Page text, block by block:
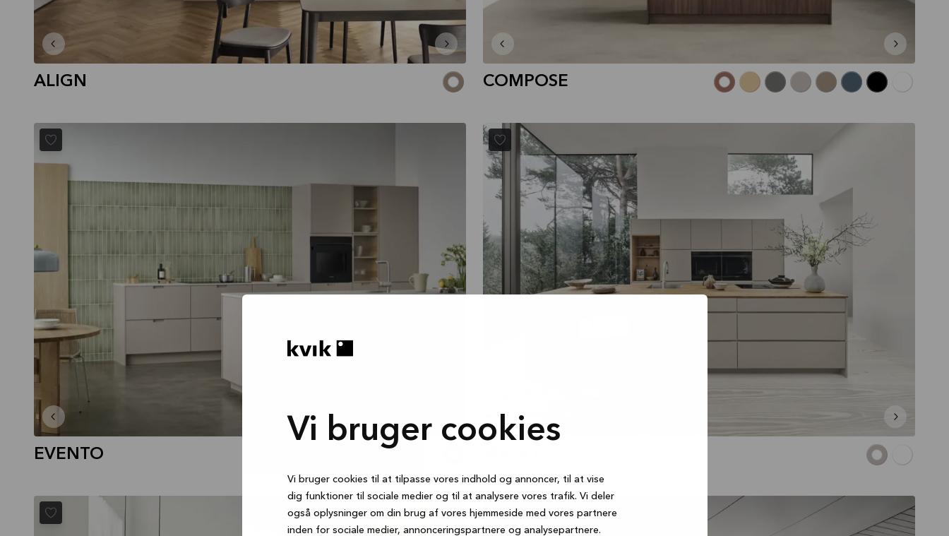
Vi bruger cookies
Vi bruger cookies til at tilpasse vores indhold og annoncer, til at vise
dig funktioner til sociale medier og til at analysere vores trafik. Vi deler
også oplysninger om din brug af vores hjemmeside med vores partnere
inden for sociale medier, annonceringspartnere og analysepartnere.
ALIGN COMPOSE
EVENTO
EVENTO
MANO
LINEARIS OAKWOOD